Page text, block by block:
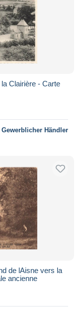
Clairière - Carte
Gewerblicher Händler
de lAisne vers la
ancienne